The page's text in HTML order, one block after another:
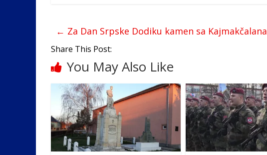
b
o
o
k
er e
dI
n
e
← Za Dan Srpske Dodiku kamen sa Kajmakčalana
Share This Post:
You May Also Like